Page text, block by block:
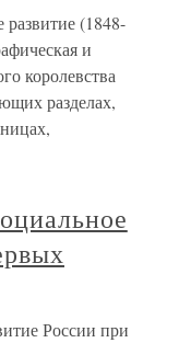
развитие (1848-
и
королевства
разделах,
России при